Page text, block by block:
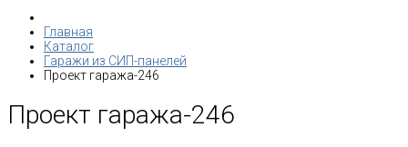
Главная
Каталог
Гаражи из СИП-панелей
Проект гаража-246
Проект гаража-246